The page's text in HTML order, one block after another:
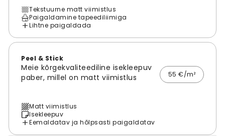
Tekstuurne matt viimistlus
Paigaldamine tapeediliimiga
Lihtne paigaldada
Peel & Stick
Meie kõrgekvaliteediline isekleepuv
paber, millel on matt viimistlus
55 €/m²
Matt viimistlus
Isekleepuv
Eemaldatav ja hõlpsasti paigaldatav